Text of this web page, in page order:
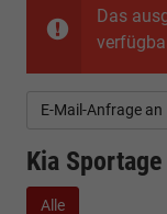
Das
E-Mail-Anfrage an
Kia Sportage
Alle